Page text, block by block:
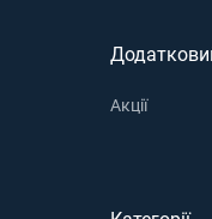
Акції